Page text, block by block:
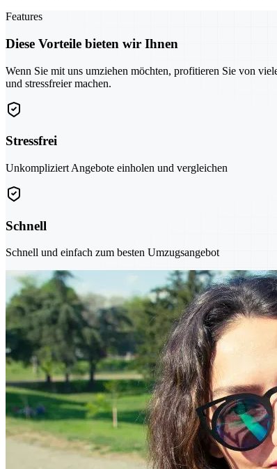
Features
Diese Vorteile bieten wir Ihnen
Wenn Sie mit uns umziehen möchten, profitieren Sie von
und stressfreier machen.
Stressfrei
Unkompliziert Angebote einholen und vergleichen
Schnell
Schnell und einfach zum besten Umzugsangebot